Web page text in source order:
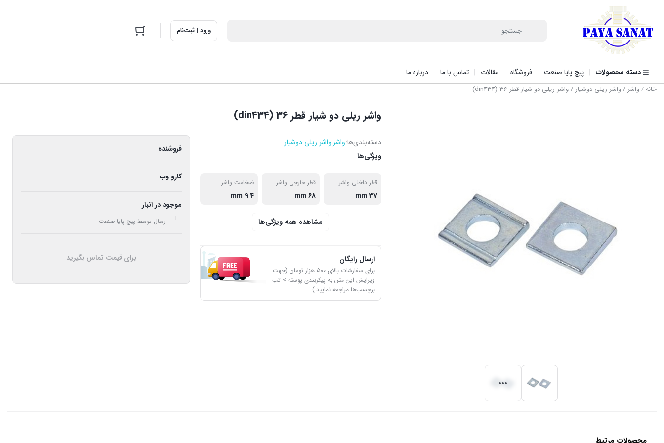
ورود | ثبت‌نام
دسته محصولات پیچ پایا صنعت فروشگاه مقالات تماس با ما درباره ما
خانه/واشر /واشر ریلی دوشیار / واشر ریلی دو شیار قطر 36 (din434)
واشر ریلی دو شیار قطر 36 (din434)
دسته‌بندی‌ها:واشر,واشر ریلی دوشیار
ویژگی‌ها
قطر داخلی واشر
37 mm
قطر خارجی واشر
68 mm
ضخامت واشر
9.4 mm
مشاهده همه ویژگی‌ها
ارسال رایگان
برای سفارشات بالای ۵۰۰ هزار تومان (جهت
ویرایش این متن به پیکربندی پوسته > تب
برچسب‌ها مراجعه نمایید.)
فروشنده
کارو وب
موجود در انبار
ارسال توسط پیچ پایا صنعت
برای قیمت تماس بگیرید
محصولات مرتبط